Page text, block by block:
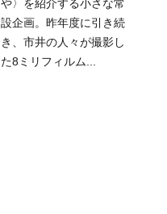
や〉を紹介する小さな常
設企画。昨年度に引き続
き、市井の人々が撮影し
た8ミリフィルム...